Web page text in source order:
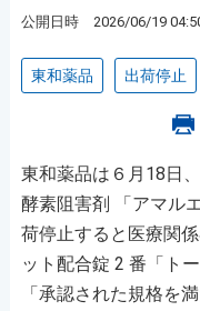
公開日時 2026/06/19
東和薬品 出荷停止
東和薬品は６月18日
酵素阻害剤 「アマル
荷停止すると医療関
ット配合錠 2 番「ト
「承認された規格を